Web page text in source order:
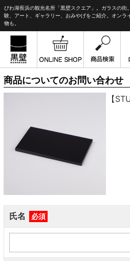
びわ湖長浜の観光名所「黒壁スクエア」。ガラスの街
験、アート、ギャラリー、おみやげをご紹介。オンラ
物も。
商品についてのお問い合わせ
【
氏名 必須